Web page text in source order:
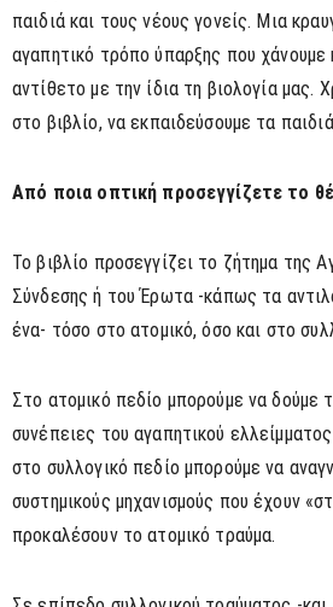
παιδιά και τους νέους γονείς. Μια
αγαπητικό τρόπο ύπαρξης που χάνουμε
αντίθετο με την ίδια τη βιολογία μας.
στο βιβλίο, να εκπαιδεύσουμε τα
Από ποια οπτική προσεγγίζετε το
Το βιβλίο προσεγγίζει το ζήτημα της
Σύνδεσης ή του Έρωτα -κάπως τα
ένα- τόσο στο ατομικό, όσο και στο
Στο ατομικό πεδίο μπορούμε να δούμε
συνέπειες του αγαπητικού
στο συλλογικό πεδίο μπορούμε να
συστημικούς μηχανισμούς που έχουν
προκαλέσουν το ατομικό τραύμα.